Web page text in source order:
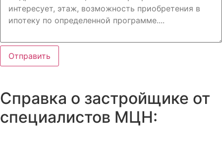
Отправить
Справка о застройщике от
специалистов МЦН: